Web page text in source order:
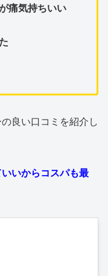
痛気持ちいい
良い口コミを紹介し
いからコスパも最